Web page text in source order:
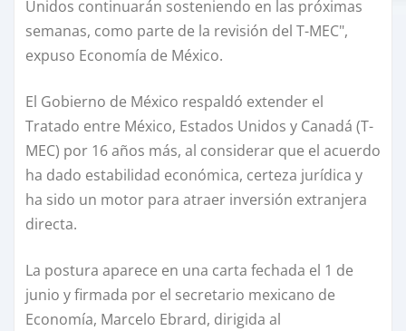
Unidos continuarán sosteniendo en las próximas
semanas, como parte de la revisión del T-MEC",
expuso Economía de México.
El Gobierno de México respaldó extender el
Tratado entre México, Estados Unidos y Canadá (T-
MEC) por 16 años más, al considerar que el acuerdo
ha dado estabilidad económica, certeza jurídica y
ha sido un motor para atraer inversión extranjera
directa.
La postura aparece en una carta fechada el 1 de
junio y firmada por el secretario mexicano de
Economía, Marcelo Ebrard, dirigida al